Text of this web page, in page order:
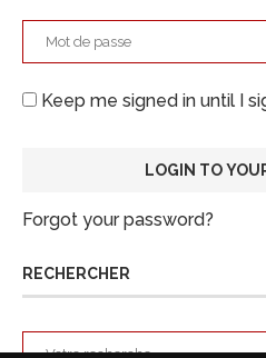
Keep me signed in until I
Forgot your password?
RECHERCHER